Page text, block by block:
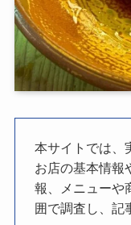
本サイトでは、
お店の基本情報
報、メニューや
囲で調査し、記